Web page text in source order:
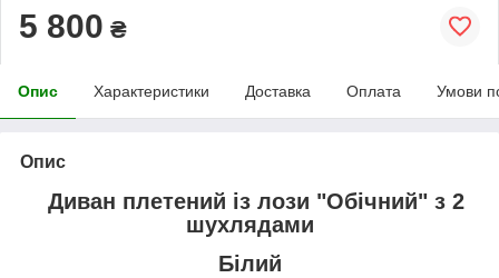
5 800 ₴
Опис Характеристики Доставка Оплата Умови
Опис
Диван плетений із лози "Обічний" з 2
шухлядами
Білий